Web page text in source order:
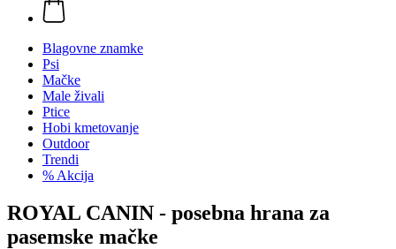
Blagovne znamke
Psi
Mačke
Male živali
Ptice
Hobi kmetovanje
Outdoor
Trendi
% Akcija
ROYAL CANIN - posebna hrana za
pasemske mačke